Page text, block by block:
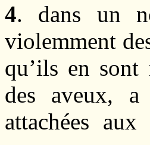
4. dans un
violemment
qu’ils en sont
des aveux, a
attachées